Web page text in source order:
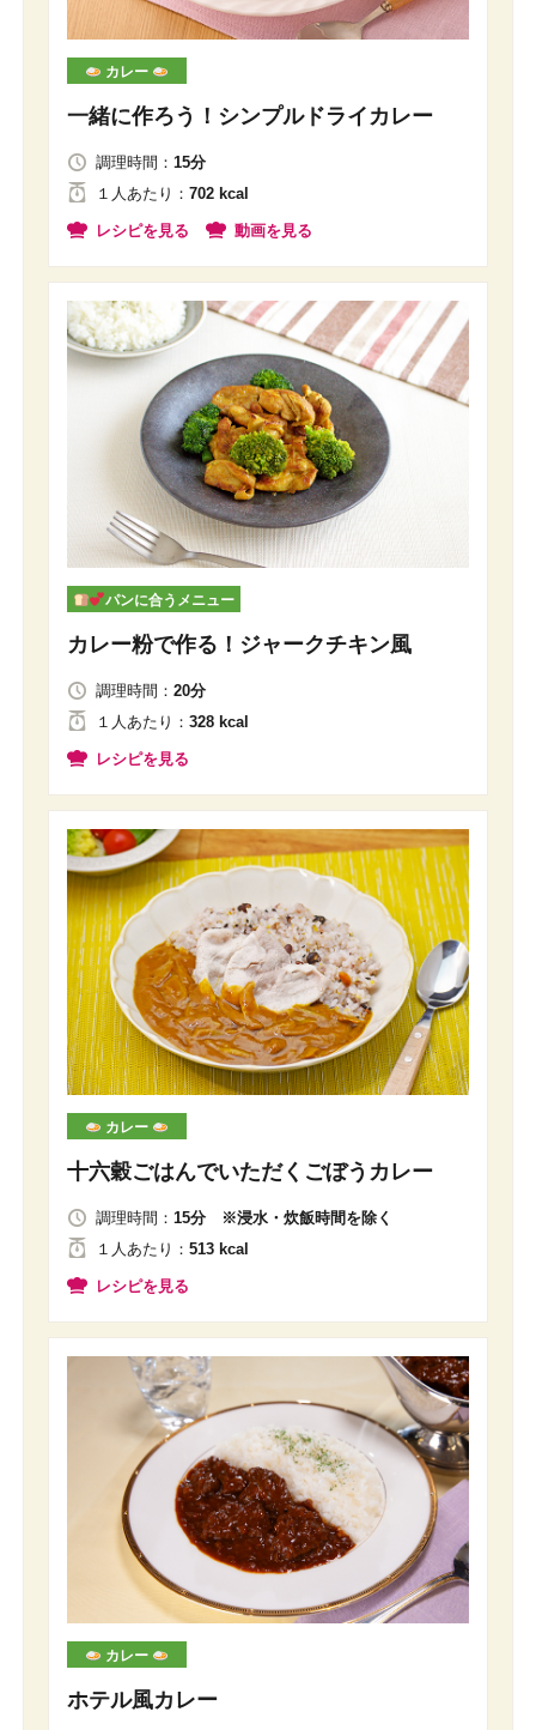
カレー
一緒に作ろう！シンプルドライカレー
調理時間： 15分
１人あたり ： 702 kcal
レシピを見る 動画を見る
パンに合うメニュー
カレー粉で作る！ジャークチキン風
調理時間： 20分
１人 あたり ： 328 kcal
レシピを見る
カレー
十六穀ごはんでいただくごぼうカレー
調理時間： 15分 ※浸水・炊飯時間を除く
１人あたり ： 513 kcal
レシピを見る
カレー
ホテル風カレー